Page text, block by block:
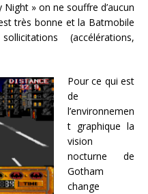
» on ne souffre d’aucun
très bonne et la Batmobile
(accélérations,
Pour ce qui est
de
l’environnemen
t graphique la
vision
nocturne de
Gotham
change